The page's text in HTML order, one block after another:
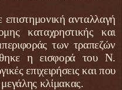
ανταλλαγή
καταχρηστικής και
των τραπεζών
η εισφορά του Ν.
επιχειρήσεις και που
κλίμακας.